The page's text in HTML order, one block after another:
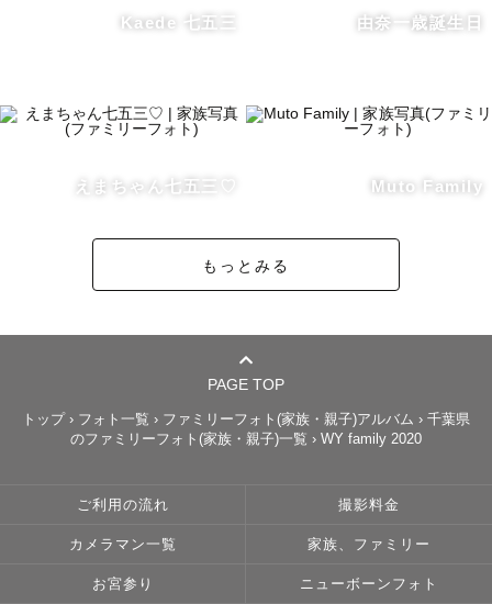
様との撮影では１時間ほどで終了となることが多いで
し込みください。
来る限り減らせるように最低限にしています。
柔軟に皆様に合わせながらご対応させて頂きます。
【🍼ナチュラルニューボーンフォト】
大変な妊娠期間〜出産を乗り越えたご家族へ、ご家族の宝
物となる日常写真を撮影します。
ました。
り、新生児期〜生後4ヶ月までのお子様との撮影はお任せく
ださい。培った知識や経験を活かしながら、「日常の中の
Kaede 七五三 由奈一歳誕生日
えまちゃん七五三♡ Muto Family
もっとみる
PAGE TOP
トップ › フォト一覧 › ファミリーフォト(家族・親子)アルバム › 千葉県
のファミリーフォト(家族・親子)一覧 › WY family 2020
ご利用の流れ 撮影料金
カメラマン一覧 家族、ファミリー
お宮参り ニューボーンフォト